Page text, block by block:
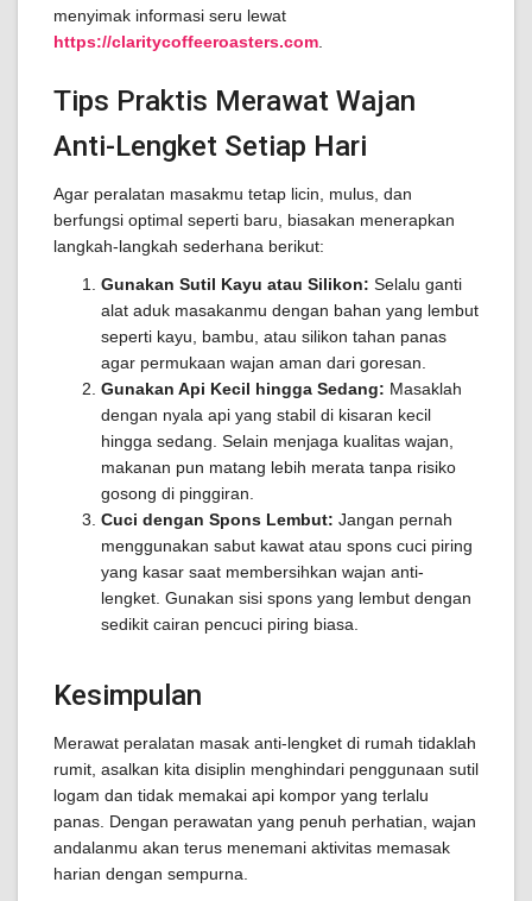
menyimak informasi seru lewat
https://claritycoffeeroasters.com
Tips Praktis Merawat Wajan
Anti-Lengket Setiap Hari
Agar peralatan masakmu tetap licin, mulus, dan
berfungsi optimal seperti baru, biasakan menerapkan
langkah-langkah sederhana berikut:
Gunakan Sutil Kayu atau Silikon: Selalu ganti
alat aduk masakanmu dengan bahan yang lembut
seperti kayu, bambu, atau silikon tahan panas
agar permukaan wajan aman dari goresan.
Gunakan Api Kecil hingga Sedang: Masaklah
dengan nyala api yang stabil di kisaran kecil
hingga sedang. Selain menjaga kualitas wajan,
makanan pun matang lebih merata tanpa risiko
gosong di pinggiran.
Cuci dengan Spons Lembut: Jangan pernah
menggunakan sabut kawat atau spons cuci piring
yang kasar saat membersihkan wajan anti-
lengket. Gunakan sisi spons yang lembut dengan
sedikit cairan pencuci piring biasa.
Kesimpulan
Merawat peralatan masak anti-lengket di rumah tidaklah
rumit, asalkan kita disiplin menghindari penggunaan sutil
logam dan tidak memakai api kompor yang terlalu
panas. Dengan perawatan yang penuh perhatian, wajan
andalanmu akan terus menemani aktivitas memasak
harian dengan sempurna.